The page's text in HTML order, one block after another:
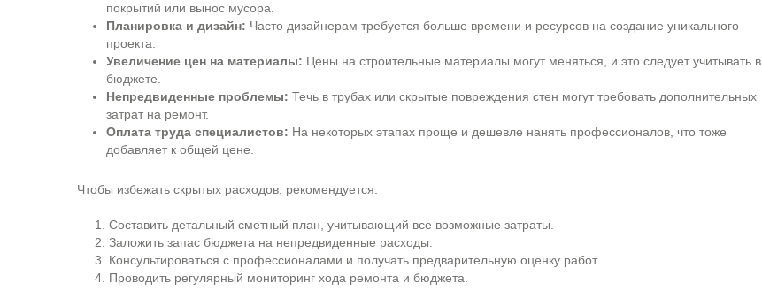
покрытий или вынос мусора.
Планировка и дизайн: Часто дизайнерам требуется больше времени и ресурсов на создание уникального
проекта.
Увеличение цен на материалы: Цены на строительные материалы могут меняться, и это следует учитывать в
бюджете.
Непредвиденные проблемы: Течь в трубах или скрытые повреждения стен могут требовать дополнительных
затрат на ремонт.
Оплата труда специалистов: На некоторых этапах проще и дешевле нанять профессионалов, что тоже
добавляет к общей цене.
Чтобы избежать скрытых расходов, рекомендуется:
Составить детальный сметный план, учитывающий все возможные затраты.
Заложить запас бюджета на непредвиденные расходы.
Консультироваться с профессионалами и получать предварительную оценку работ.
Проводить регулярный мониторинг хода ремонта и бюджета.